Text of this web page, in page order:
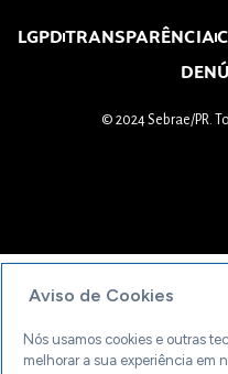
LGPDTRANSPARÊNCIA
© 2024 Sebrae/PR.
Aviso de Cookies
Nós usamos cookies e outras
melhorar a sua experiência em